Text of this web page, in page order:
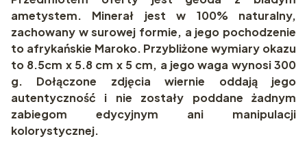
ametystem. Minerał jest w 100% naturalny,
zachowany w surowej formie, a jego pochodzenie
to afrykańskie Maroko. Przybliżone wymiary okazu
to 8.5cm x 5.8 cm x 5 cm, a jego waga wynosi 300
g. Dołączone zdjęcia wiernie oddają jego
autentyczność i nie zostały poddane żadnym
zabiegom edycyjnym ani manipulacji
kolorystycznej.